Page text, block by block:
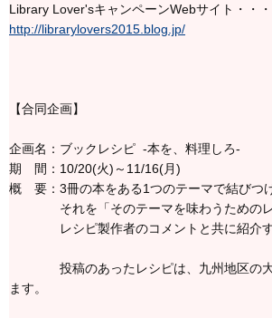
Library Lover'sキャンペーンWebサイト・・・
http://librarylovers2015.blog.jp/
【合同企画】
企画名：ブックレシピ -本を、料理しろ-
期 間：10/20(火)～11/16(月)
概 要：3冊の本をある1つのテーマで結びつけ
それを「そのテーマを味わうためのレ
レシピ製作者のコメントと共に紹介す
投稿のあったレシピは、九州地区の大
ます。